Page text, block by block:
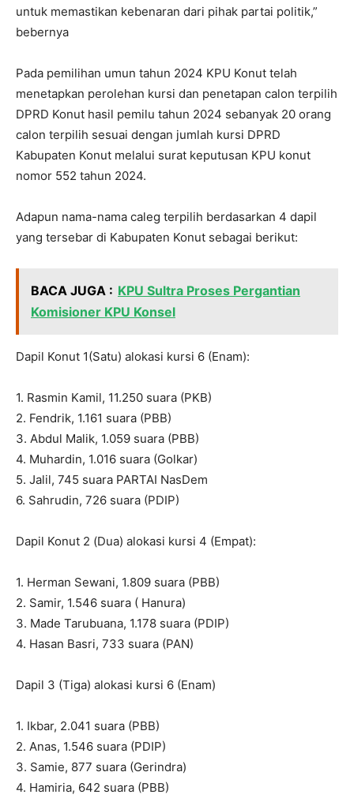
untuk memastikan kebenaran dari pihak partai politik,”
bebernya
Pada pemilihan umun tahun 2024 KPU Konut telah
menetapkan perolehan kursi dan penetapan calon terpilih
DPRD Konut hasil pemilu tahun 2024 sebanyak 20 orang
calon terpilih sesuai dengan jumlah kursi DPRD
Kabupaten Konut melalui surat keputusan KPU konut
nomor 552 tahun 2024.
Adapun nama-nama caleg terpilih berdasarkan 4 dapil
yang tersebar di Kabupaten Konut sebagai berikut:
BACA JUGA : KPU Sultra Proses Pergantian
Komisioner KPU Konsel
Dapil Konut 1(Satu) alokasi kursi 6 (Enam):
1. Rasmin Kamil, 11.250 suara (PKB)
2. Fendrik, 1.161 suara (PBB)
3. Abdul Malik, 1.059 suara (PBB)
4. Muhardin, 1.016 suara (Golkar)
5. Jalil, 745 suara PARTAI NasDem
6. Sahrudin, 726 suara (PDIP)
Dapil Konut 2 (Dua) alokasi kursi 4 (Empat):
1. Herman Sewani, 1.809 suara (PBB)
2. Samir, 1.546 suara ( Hanura)
3. Made Tarubuana, 1.178 suara (PDIP)
4. Hasan Basri, 733 suara (PAN)
Dapil 3 (Tiga) alokasi kursi 6 (Enam)
1. Ikbar, 2.041 suara (PBB)
2. Anas, 1.546 suara (PDIP)
3. Samie, 877 suara (Gerindra)
4. Hamiria, 642 suara (PBB)